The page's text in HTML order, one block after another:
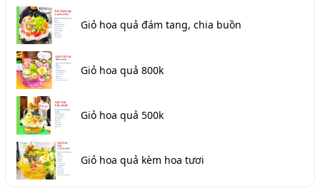
Giỏ hoa quả đám tang, chia buồn
Giỏ hoa quả 800k
Giỏ hoa quả 500k
Giỏ hoa quả kèm hoa tươi